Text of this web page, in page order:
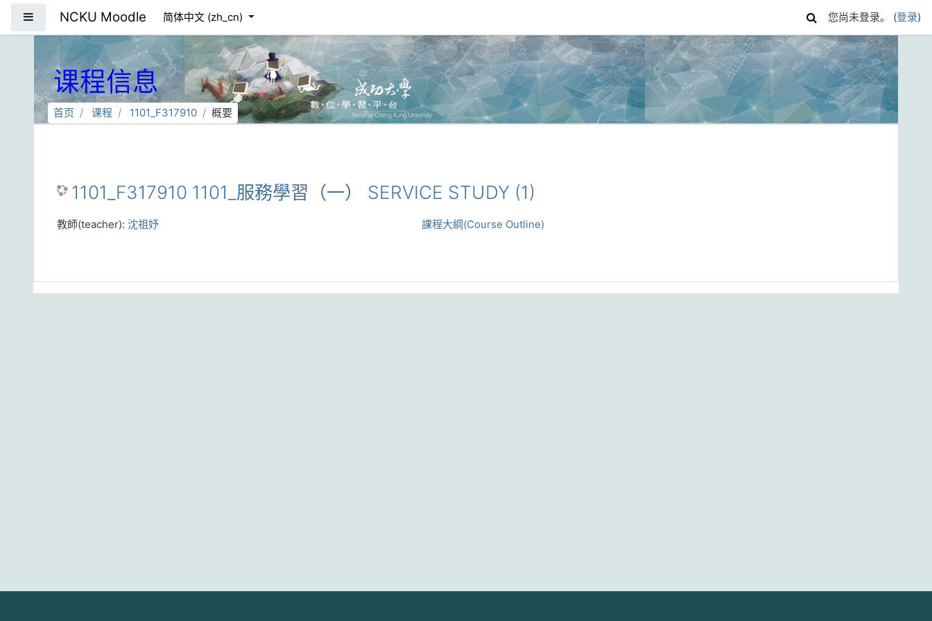
停靠面板NCKU Moodle 简体中文 ‎(zh_cn)‎ 您尚未登录。 (登录)
课程信息
首页 课程 1101_F317910 概要
1101_F317910 1101_服務學習（一） SERVICE STUDY (1)
課程大綱(Course Outline)
教師(teacher): 沈祖妤